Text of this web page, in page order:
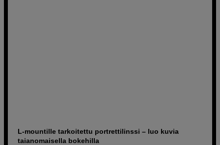
L-mountille tarkoitettu portrettilinssi – luo kuvia
taianomaisella bokehilla